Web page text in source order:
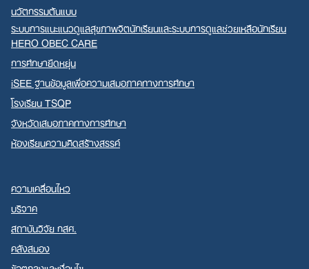
นวัตกรรมต้นแบบ
ระบบการแนะแนวดูแลสุขภาพจิตนักเรียนและระบบการดูแลช่วยเหลือนักเรียน
HERO OBEC CARE
การศึกษายืดหยุ่น
iSEE ฐานข้อมูลเพื่อความเสมอภาคทางการศึกษา
โรงเรียน TSQP
จังหวัดเสมอภาคทางการศึกษา
ห้องเรียนความคิดสร้างสรรค์
ความเคลื่อนไหว
บริจาค
สถาบันวิจัย กสศ.
คลังสมอง